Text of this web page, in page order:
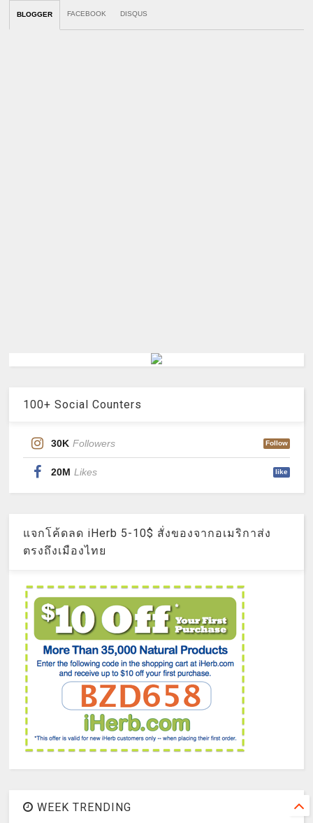
BLOGGER FACEBOOK DISQUS
100+ Social Counters
30K Followers Follow
20M Likes like
แจกโค้ดลด iHerb 5-10$ สั่งของจากอเมริกาส่ง
ตรงถึงเมืองไทย
WEEK TRENDING